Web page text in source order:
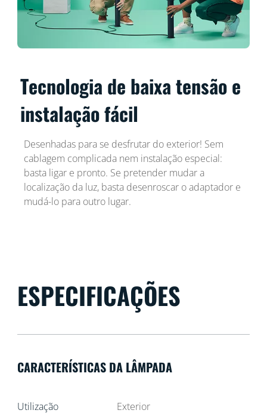
Tecnologia de baixa tensão e
instalação fácil
Desenhadas para se desfrutar do exterior! Sem
cablagem complicada nem instalação especial:
basta ligar e pronto. Se pretender mudar a
localização da luz, basta desenroscar o adaptador e
mudá-lo para outro lugar.
ESPECIFICAÇÕES
CARACTERÍSTICAS DA LÂMPADA
Utilização
Exterior